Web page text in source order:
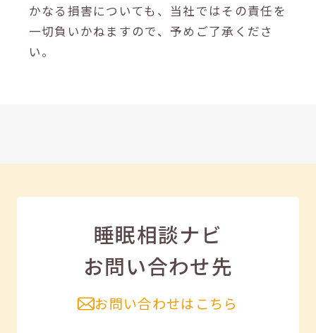
かなる損害についても、当社ではその責任を
一切負いかねますので、予めご了承くださ
い。
睡眠相談ナビ
お問い合わせ先
お問い合わせはこちら